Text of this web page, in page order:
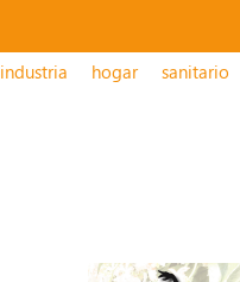
industria hogar sanitario